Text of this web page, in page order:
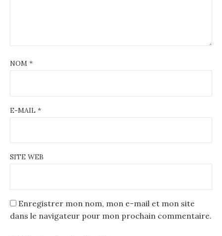
NOM *
E-MAIL *
SITE WEB
Enregistrer mon nom, mon e-mail et mon site
dans le navigateur pour mon prochain commentaire.